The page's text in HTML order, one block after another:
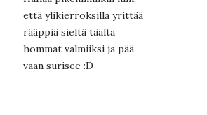
että ylikierroksilla yrittää
rääppiä sieltä täältä
hommat valmiiksi ja pää
vaan surisee :D